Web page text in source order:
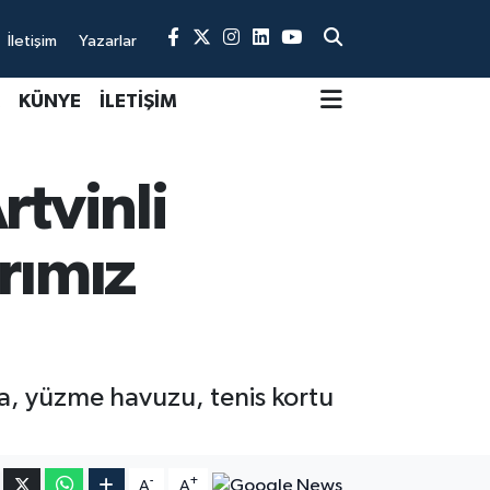
İletişim Yazarlar
KÜNYE İLETİŞİM
yüzme havuzu, tenis kortu
A- A+